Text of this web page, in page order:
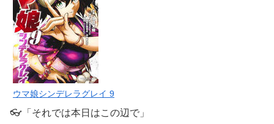
ウマ娘シンデレラグレイ 9
👓「それでは本日はこの辺で」